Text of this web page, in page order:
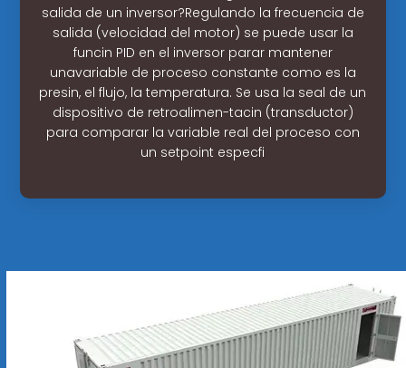
salida de un inversor?Regulando la frecuencia de
salida (velocidad del motor) se puede usar la
funcin PID en el inversor parar mantener
unavariable de proceso constante como es la
presin, el flujo, la temperatura. Se usa la seal de un
dispositivo de retroalimen-tacin (transductor)
para comparar la variable real del proceso con
un setpoint especfi